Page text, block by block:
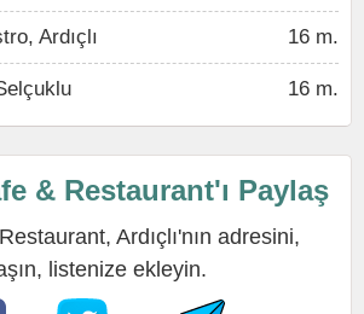
Ardıçlı 16 m.
16 m.
& Restaurant'ı Paylaş
Ardıçlı'nın adresini,
listenize ekleyin.